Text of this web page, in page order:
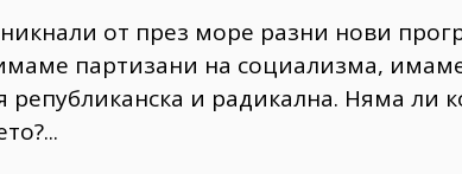
от през море разни нови
партизани на социализма,
републиканска и радикална. Няма ли